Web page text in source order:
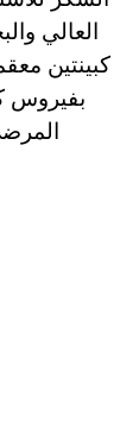
العالي
كبينتين
بفيروس